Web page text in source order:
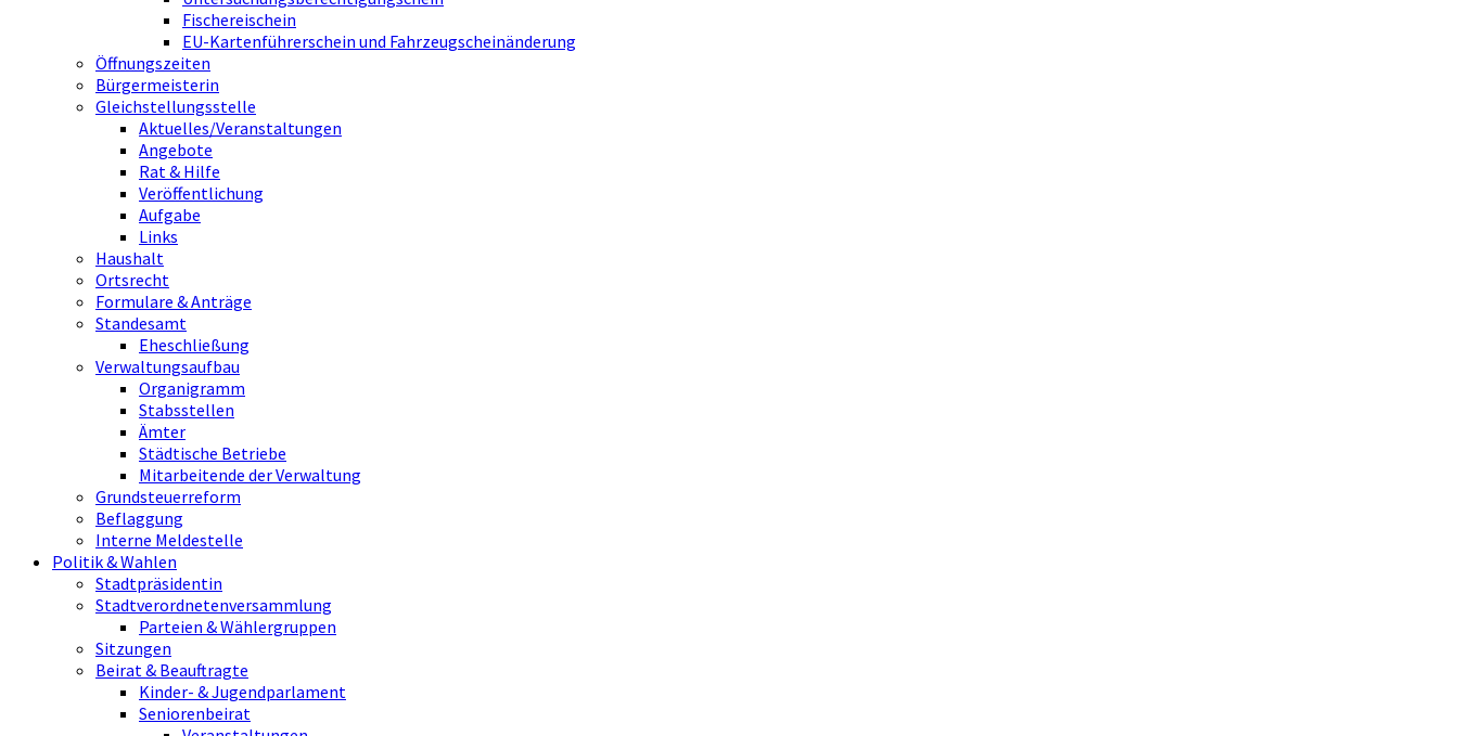
Fischereischein
EU-Kartenführerschein und Fahrzeugscheinänderung
Öffnungszeiten
Bürgermeisterin
Gleichstellungsstelle
Aktuelles/Veranstaltungen
Angebote
Rat & Hilfe
Veröffentlichung
Aufgabe
Links
Haushalt
Ortsrecht
Formulare & Anträge
Standesamt
Eheschließung
Verwaltungsaufbau
Organigramm
Stabsstellen
Ämter
Städtische Betriebe
Mitarbeitende der Verwaltung
Grundsteuerreform
Beflaggung
Interne Meldestelle
Politik & Wahlen
Stadtpräsidentin
Stadtverordnetenversammlung
Parteien & Wählergruppen
Sitzungen
Beirat & Beauftragte
Kinder- & Jugendparlament
Seniorenbeirat